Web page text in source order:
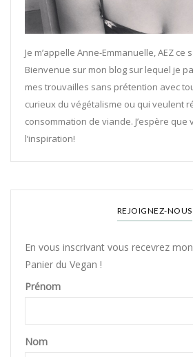
Je m’appelle Anne-Emmanuelle, AEZ ce
Bienvenue sur mon blog sur lequel je
mes trouvailles sans prétention avec
curieux du végétalisme ou qui veulent
consommation de viande. J’espère
l’inspiration!
REJOIGNEZ-NOUS
En vous inscrivant vous recevrez
Panier du Vegan !
Prénom
Nom